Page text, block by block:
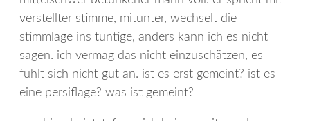
verstellter stimme, mitunter, wechselt die
stimmlage ins tuntige, anders kann ich es nicht
sagen. ich vermag das nicht einzuschätzen, es
fühlt sich nicht gut an. ist es erst gemeint? ist es
eine persiflage? was ist gemeint?